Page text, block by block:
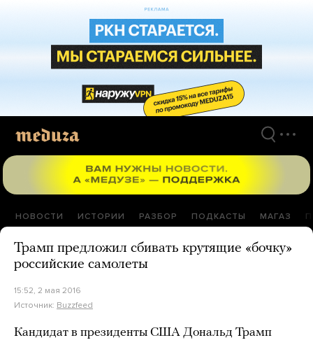
НОВОСТИ ИСТОРИИ РАЗБОР ПОДКАСТЫ МАГАЗ
Трамп предложил сбивать крутящие «бочку»
российские самолеты
15:52, 2 мая 2016
Источник: Buzzfeed
Кандидат в президенты США Дональд Трамп